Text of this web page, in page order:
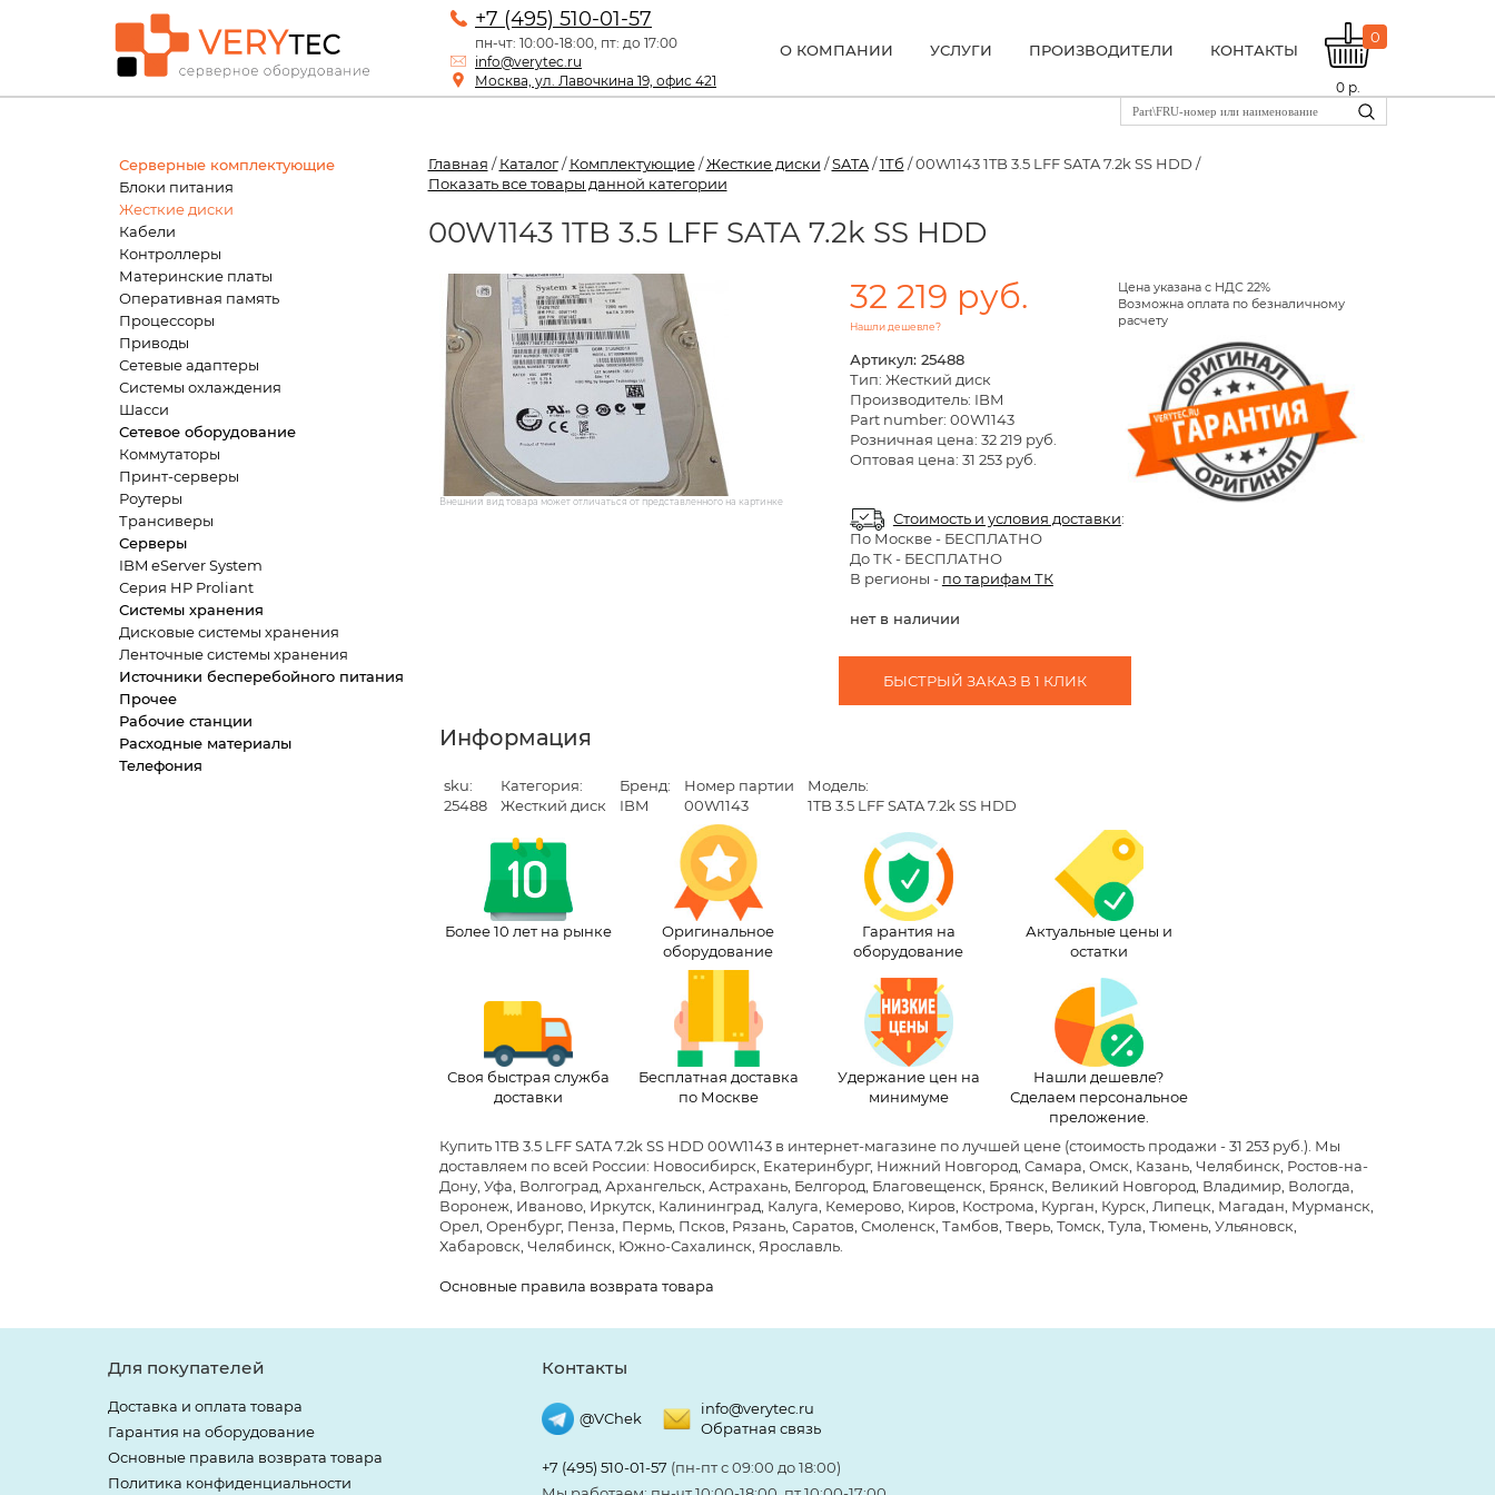
+7 (495) 510-01-57
пн-чт: 10:00-18:00, пт: до 17:00
info@verytec.ru
Москва, ул. Лавочкина 19, офис 421
О КОМПАНИИ УСЛУГИ ПРОИЗВОДИТЕЛИ КОНТАКТЫ
0
0 р.
Серверные комплектующие
Блоки питания
Жесткие диски
Кабели
Контроллеры
Материнские платы
Оперативная память
Процессоры
Приводы
Сетевые адаптеры
Системы охлаждения
Шасси
Сетевое оборудование
Коммутаторы
Принт-серверы
Роутеры
Трансиверы
Серверы
IBM eServer System
Серия HP Proliant
Системы хранения
Дисковые системы хранения
Ленточные системы хранения
Источники бесперебойного питания
Прочее
Рабочие станции
Расходные материалы
Телефония
Главная /Каталог/Комплектующие/Жесткие диски /SATA/1Тб / 00W1143 1TB 3.5 LFF SATA 7.2k SS HDD /
Показать все товары данной категории
00W1143 1TB 3.5 LFF SATA 7.2k SS HDD
Внешний вид товара может отличаться от представленного на картинке
32 219 руб.
Нашли дешевле?
Цена указана с НДС 22%
Возможна оплата по безналичному
расчету
Артикул: 25488
Тип: Жесткий диск
Производитель: IBM
Part number: 00W1143
Розничная цена: 32 219 руб.
Оптовая цена: 31 253 руб.
Стоимость и условия доставки:
По Москве- БЕСПЛАТНО
До ТК - БЕСПЛАТНО
В регионы - по тарифам ТК
нет в наличии
БЫСТРЫЙ ЗАКАЗ В 1 КЛИК
Информация
sku:
25488
Категория:
Жесткий диск
Бренд:
IBM
Номер партии
00W1143
Модель:
1TB 3.5 LFF SATA 7.2k SS HDD
Более 10 лет на рынке
Оригинальное
оборудование
Гарантия на
оборудование
Актуальные цены и
остатки
Своя быстрая служба
доставки
Бесплатная доставка
по Москве
Удержание цен на
минимуме
Нашли дешевле?
Сделаем персональное
преложение.
Купить 1TB 3.5 LFF SATA 7.2k SS HDD 00W1143 в интернет-магазине по лучшей цене(стоимость продажи - 31 253 руб.) . Мы
доставляем по всей России: Новосибирск, Екатеринбург, Нижний Новгород, Самара, Омск, Казань, Челябинск, Ростов-на-
Дону, Уфа, Волгоград, Архангельск, Астрахань, Белгород, Благовещенск, Брянск, Великий Новгород, Владимир, Вологда,
Воронеж, Иваново, Иркутск, Калининград, Калуга, Кемерово, Киров, Кострома, Курган, Курск, Липецк, Магадан, Мурманск,
Орел, Оренбург, Пенза, Пермь, Псков, Рязань, Саратов, Смоленск, Тамбов, Тверь, Томск, Тула, Тюмень, Ульяновск,
Хабаровск, Челябинск, Южно-Сахалинск, Ярославль.
Основные правила возврата товара
Для покупателей
Доставка и оплата товара
Гарантия на оборудование
Основные правила возврата товара
Политика конфиденциальности
Контакты
@VChek
info@verytec.ru
Обратная связь
+7 (495) 510-01-57 (пн-пт с 09:00 до 18:00)